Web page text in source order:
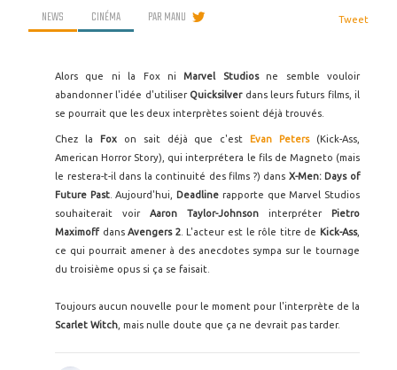
NEWS CINÉMA PARMANU Tweet
Alors que ni la Fox niMarvel Studiosne semble vouloir
abandonner l'idée d'utiliser Quicksilverdans leurs futurs films, il
se pourrait que les deux interprètes soient déjà trouvés.
Chez la Fox on sait déjà que c'est Evan Peters
(Kick-Ass,
American Horror Story), qui interprétera le fils de Magneto (mais
le restera-t-il dans la continuité des films ?) dans X-Men: Days of
Future Past. Aujourd'hui, Deadline rapporte que Marvel Studios
souhaiterait voir Aaron Taylor-Johnson interpréter Pietro
Maximoff dansAvengers 2. L'acteur est le rôle titre de Kick-Ass,
ce qui pourrait amener à des anecdotes sympa sur le tournage
du troisième opus si ça se faisait.
Toujours aucun nouvelle pour le moment pour l'interprète de la
Scarlet Witch , mais nulle doute que ça ne devrait pas tarder.